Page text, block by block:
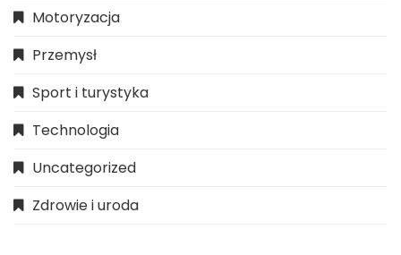
Motoryzacja
Przemysł
Sport i turystyka
Technologia
Uncategorized
Zdrowie i uroda